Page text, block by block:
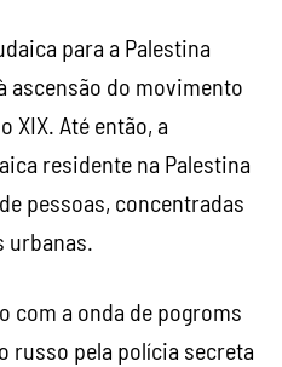
para a Palestina
ascensão do movimento
XIX. Até então, a
residente na Palestina
pessoas, concentradas
urbanas.
com a onda de pogroms
russo pela polícia secreta